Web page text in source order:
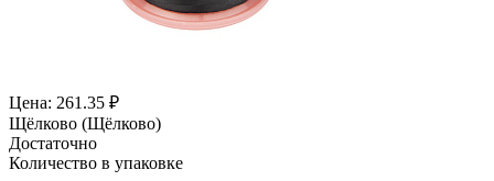
Цена: 261.35 ₽
Щёлково (Щёлково)
Достаточно
Количество в упаковке